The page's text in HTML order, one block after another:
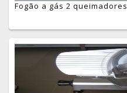
Fogão a gás 2 queimadores